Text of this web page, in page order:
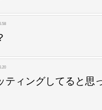
ティングしてると思